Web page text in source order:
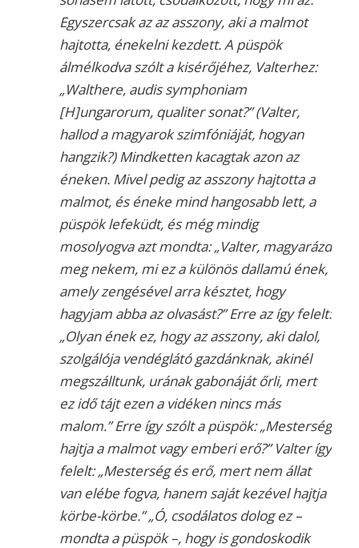
Egyszercsak az az asszony, aki a malmot
hajtotta, énekelni kezdett. A püspök
álmélkodva szólt a kisérőjéhez, Valterhez:
„Walthere, audis symphoniam
[H]ungarorum, qualiter sonat?” (Valter,
hallod a magyarok szimfóniáját, hogyan
hangzik?) Mindketten kacagtak azon az
éneken. Mivel pedig az asszony hajtotta a
malmot, és éneke mind hangosabb lett, a
püspök lefeküdt, és még mindig
mosolyogva azt mondta: „Valter, magyarázd
meg nekem, mi ez a különös dallamú ének,
amely zengésével arra késztet, hogy
hagyjam abba az olvasást?” Erre az így felelt:
„Olyan ének ez, hogy az asszony, aki dalol,
szolgálója vendéglátó gazdánknak, akinél
megszálltunk, urának gabonáját őrli, mert
ez idő tájt ezen a vidéken nincs más
malom.” Erre így szólt a püspök: „Mesterség
hajtja a malmot vagy emberi erő?” Valter így
felelt: „Mesterség és erő, mert nem állat
van elébe fogva, hanem saját kezével hajtja
körbe-körbe.” „Ó, csodálatos dolog ez –
mondta a püspök –, hogy is gondoskodik